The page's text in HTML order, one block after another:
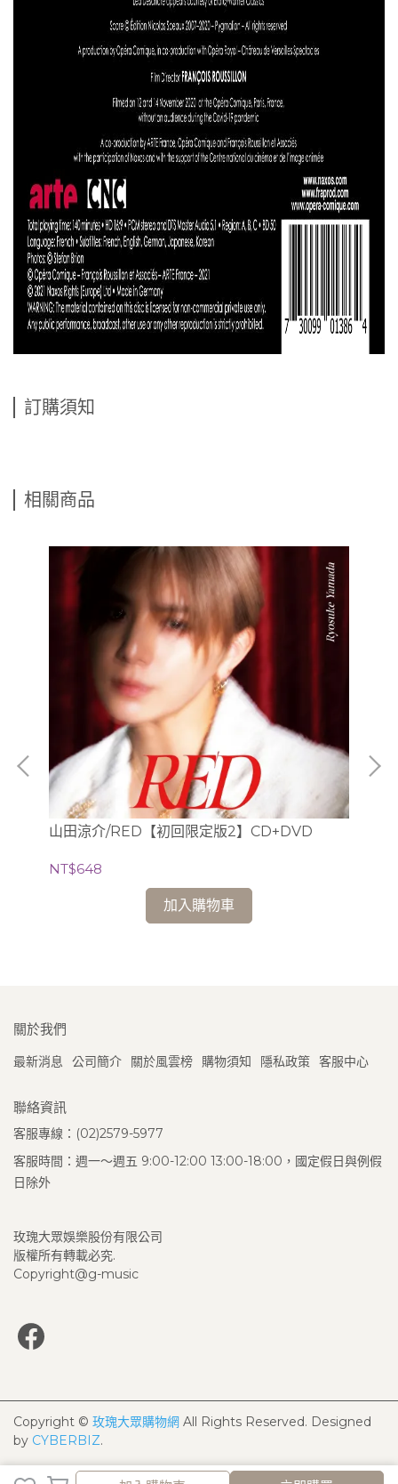
訂購須知
相關商品
山田涼介/RED【初回限定版2】CD+DVD
NT$648
加入購物車
關於我們
最新消息 公司簡介 關於風雲榜 購物須知 隱私政策 客服中心
聯絡資訊
客服專線：(02)2579-5977
客服時間：週一～週五 9:00-12:00 13:00-18:00，國定假日與例假
日除外
玫瑰大眾娛樂股份有限公司
版權所有轉載必究.
Copyright@g-music
Copyright © 玫瑰大眾購物網 All Rights Reserved. Designed
by CYBERBIZ.